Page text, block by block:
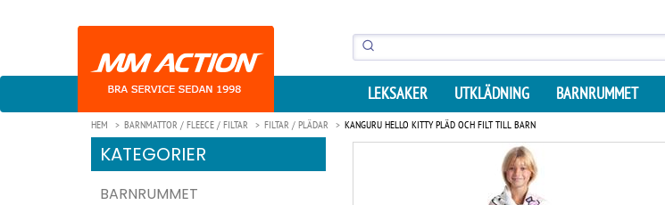
LEKSAKER UTKLÄDNING BARNRUMMET
HEM BARNMATTOR / FLEECE / FILTAR FILTAR / PLÄDAR KANGURU HELLO KITTY PLÄD OCH FILT TILL BARN
KATEGORIER
BARNRUMMET